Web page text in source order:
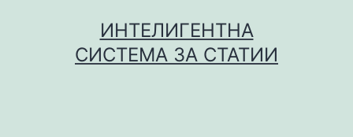
ИНТЕЛИГЕНТНА
СИСТЕМА ЗА СТАТИИ